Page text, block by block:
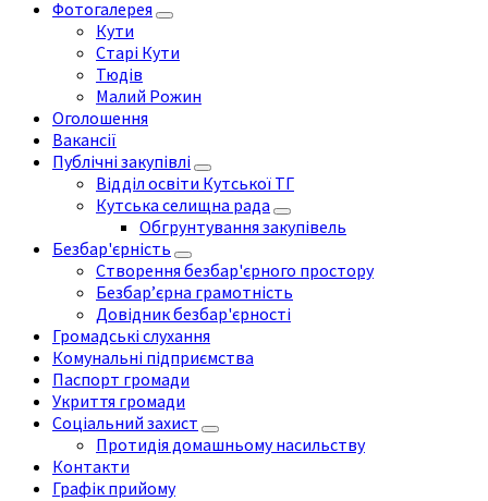
Фотогалерея
Кути
Старі Кути
Тюдів
Малий Рожин
Оголошення
Вакансії
Публічні закупівлі
Відділ освіти Кутської ТГ
Кутська селищна рада
Обгрунтування закупівель
Безбар'єрність
Створення безбар'єрного простору
Безбар’єрна грамотність
Довідник безбар'єрності
Громадські слухання
Комунальні підприємства
Паспорт громади
Укриття громади
Соціальний захист
Протидія домашньому насильству
Контакти
Графік прийому